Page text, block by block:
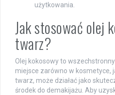
użytkowania.
Jak stosować olej
twarz?
Olej kokosowy to
miejsce zarówno w kosmetyce,
twarz, może działać jako
środek do demakijażu. Aby